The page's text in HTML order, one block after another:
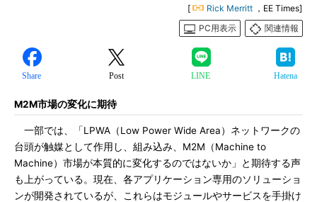
[ Rick Merritt ，EE Times]
PC用表示
関連情報
Share Post LINE Hatena
M2M市場の変化に期待
一部では、「LPWA（Low Power Wide Area）ネットワークの
台頭が触媒として作用し、組み込み、M2M（Machine to
Machine）市場が本質的に変化するのではないか」と期待する声
も上がっている。現在、各アプリケーション専用のソリューショ
ンが開発されているが、これらはモジュールやサービスを手掛け